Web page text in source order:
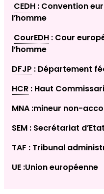
CEDH : Convention
l’homme
CourEDH : Cour
l’homme
DFJP : Département
HCR : Haut
MNA :mineur non-
SEM : Secrétariat
TAF : Tribunal
UE :Union européenne